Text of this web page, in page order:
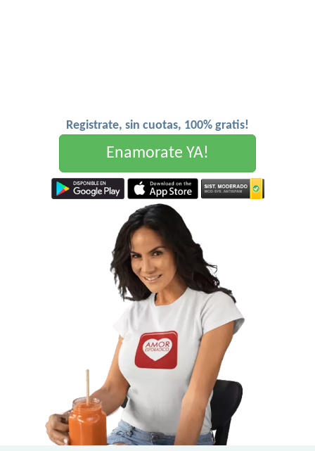
Registrate, sin cuotas, 100% gratis!
Enamorate YA!